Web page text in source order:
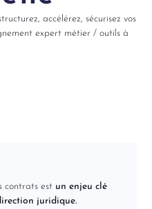
accélérez, sécurisez vos
expert métier / outils à
contrats est un enjeu clé
juridique.